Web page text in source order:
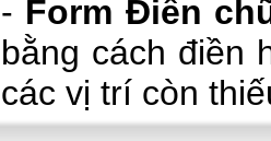
- Form Điền
bằng cách điền
các vị trí còn